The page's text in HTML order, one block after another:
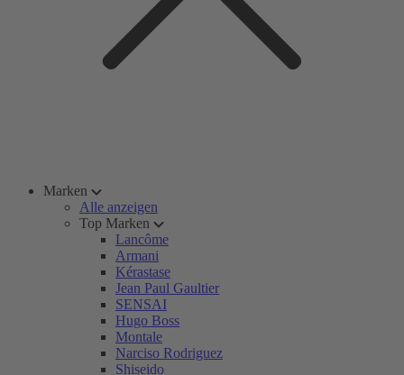
Marken
Alle anzeigen
Top Marken
Lancôme
Armani
Kérastase
Jean Paul Gaultier
SENSAI
Hugo Boss
Montale
Narciso Rodriguez
Shiseido